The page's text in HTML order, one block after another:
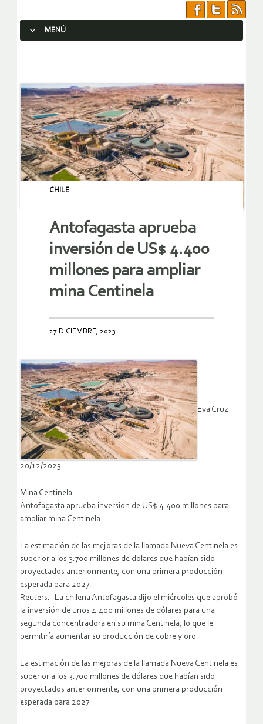
MENÚ
CHILE
Antofagasta aprueba
inversión de US$ 4.400
millones para ampliar
mina Centinela
27 DICIEMBRE, 2023
Eva Cruz
20/12/2023
Mina Centinela
Antofagasta aprueba inversión de US$ 4.400 millones para
ampliar mina Centinela.
La estimación de las mejoras de la llamada Nueva Centinela es
superior a los 3.700 millones de dólares que habían sido
proyectados anteriormente, con una primera producción
esperada para 2027.
Reuters.- La chilena Antofagasta dijo el miércoles que aprobó
la inversión de unos 4.400 millones de dólares para una
segunda concentradora en su mina Centinela, lo que le
permitiría aumentar su producción de cobre y oro.
La estimación de las mejoras de la llamada Nueva Centinela es
superior a los 3.700 millones de dólares que habían sido
proyectados anteriormente, con una primera producción
esperada para 2027.